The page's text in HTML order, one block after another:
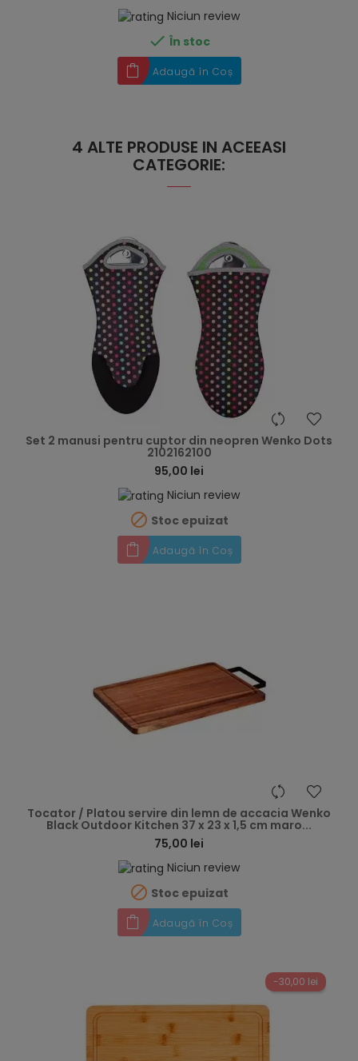
Niciun review
 În stoc
Adaugă în Coș
4 ALTE PRODUSE IN ACEEASI
CATEGORIE:
Set 2 manusi pentru cuptor din neopren Wenko Dots
2102162100
95,00 lei
Niciun review
 Stoc epuizat
Adaugă în Coș
Tocator / Platou servire din lemn de accacia Wenko
Black Outdoor Kitchen 37 x 23 x 1,5 cm maro...
75,00 lei
Niciun review
 Stoc epuizat
Adaugă în Coș
-30,00 lei